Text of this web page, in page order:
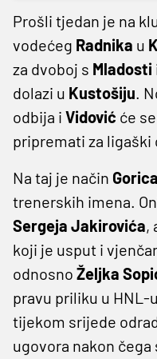
Prošli tjedan je na
vodećeg Radnika u
za dvoboj s Mladosti
dolazi u Kustošiju.
odbija i Vidović će
pripremati za ligaški
Na taj je način Gorica
trenerskih imena.
Sergeja Jakirovića,
koji je usput i
odnosno Željka
pravu priliku u HNL-
tijekom srijede
ugovora nakon